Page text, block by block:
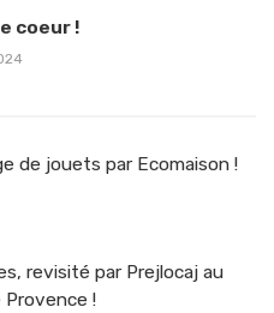
coeur !
de jouets par Ecomaison !
revisité par Prejlocaj au
!